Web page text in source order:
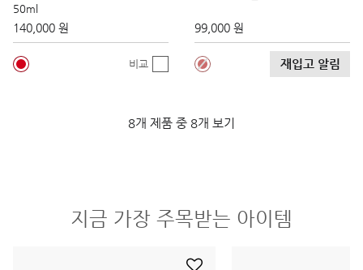
50ml
140,000 원
비교
99,000 원
재입고 알림
8개 제품 중 8개 보기
지금 가장 주목받는 아이템